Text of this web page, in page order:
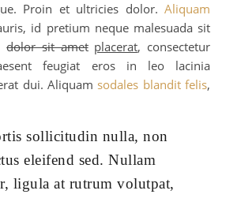
Proin et ultricies dolor. Aliquam
id pretium neque malesuada sit
dolor sit amet placerat, consectetur
feugiat eros in leo lacinia
dui. Aliquamsodales blandit felis,
sollicitudin nulla, non
eleifend sed. Nullam
ligula at rutrum volutpat,